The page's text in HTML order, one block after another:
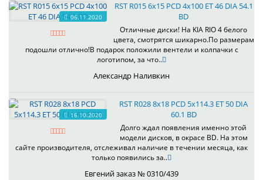
06.11.2020
RST R015 6x15 PCD 4x100 ET 46 DIA 54.1
BD
Отличные диски! На KIA RIO 4 белого
цвета, смотрятся шикарно.По размерам
подошли отлично!В подарок положили вентели и колпачки с
логотипом, за что..
Александр Наливкин
16.10.2020
RST R028 8x18 PCD 5x114.3 ET 50 DIA
60.1 BD
Долго ждал появления именно этой
модели дисков, в окрасе BD. На этом
сайте производителя, отслеживал наличие в течении месяца, как
только появились за..
Евгений заказ № 0310/439